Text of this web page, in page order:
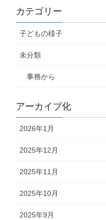
カテゴリー
子どもの様子
未分類
事務から
アーカイブ化
2026年1月
2025年12月
2025年11月
2025年10月
2025年9月